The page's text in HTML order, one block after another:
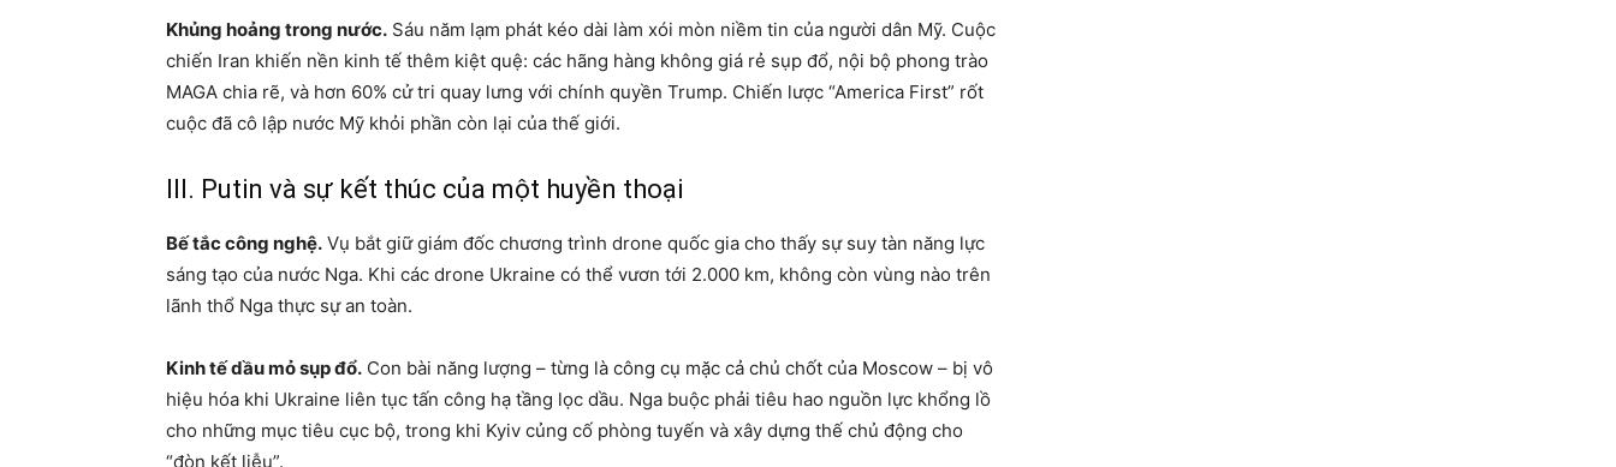
Khủng hoảng trong nước. Sáu năm lạm phát kéo dài làm xói mòn niềm tin của người dân Mỹ. Cuộc
chiến Iran khiến nền kinh tế thêm kiệt quệ: các hãng hàng không giá rẻ sụp đổ, nội bộ phong trào
MAGA chia rẽ, và hơn 60% cử tri quay lưng với chính quyền Trump. Chiến lược “America First” rốt
cuộc đã cô lập nước Mỹ khỏi phần còn lại của thế giới.
III. Putin và sự kết thúc của một huyền thoại
Bế tắc công nghệ. Vụ bắt giữ giám đốc chương trình drone quốc gia cho thấy sự suy tàn năng lực
sáng tạo của nước Nga. Khi các drone Ukraine có thể vươn tới 2.000 km, không còn vùng nào trên
lãnh thổ Nga thực sự an toàn.
Kinh tế dầu mỏ sụp đổ. Con bài năng lượng – từng là công cụ mặc cả chủ chốt của Moscow – bị vô
hiệu hóa khi Ukraine liên tục tấn công hạ tầng lọc dầu. Nga buộc phải tiêu hao nguồn lực khổng lồ
cho những mục tiêu cục bộ, trong khi Kyiv củng cố phòng tuyến và xây dựng thế chủ động cho
“đòn kết liễu”.